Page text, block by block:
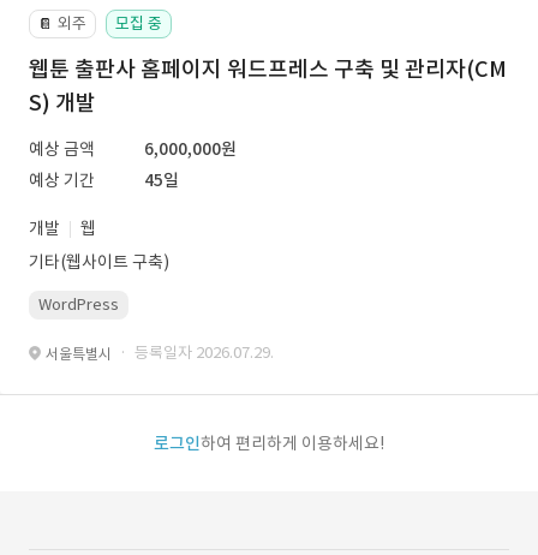
📔 외주 모집 중
웹툰 출판사 홈페이지 워드프레스 구축 및 관리자(CM
S) 개발
예상 금액
6,000,000원
예상 기간
45일
개발
웹
기타(웹사이트 구축)
WordPress
서울특별시 · 등록일자 2026.07.29.
로그인하여 편리하게 이용하세요!